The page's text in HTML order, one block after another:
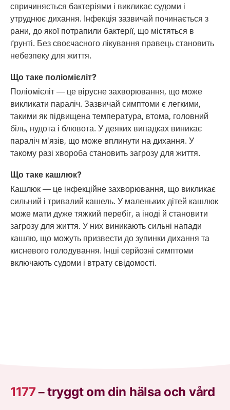
спричиняється бактеріями і викликає судоми і
утруднює дихання. Інфекція зазвичай починається з
рани, до якої потрапили бактерії, що містяться в
ґрунті. Без своєчасного лікування правець становить
небезпеку для життя.
Що таке поліомієліт?
Поліомієліт — це вірусне захворювання, що може
викликати параліч. Зазвичай симптоми є легкими,
такими як підвищена температура, втома, головний
біль, нудота і блювота. У деяких випадках виникає
параліч м'язів, що може вплинути на дихання. У
такому разі хвороба становить загрозу для життя.
Що таке кашлюк?
Кашлюк — це інфекційне захворювання, що викликає
сильний і тривалий кашель. У маленьких дітей кашлюк
може мати дуже тяжкий перебіг, а іноді й становити
загрозу для життя. У них виникають сильні напади
кашлю, що можуть призвести до зупинки дихання та
кисневого голодування. Інші серйозні симптоми
включають судоми і втрату свідомості.
1177–tryggt om din hälsa och vård